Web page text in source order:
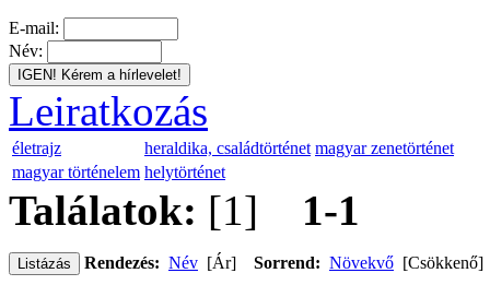
E-mail:
Név:
Leiratkozás
életrajz heraldika, családtörténet magyar zenetörténet
magyar történelem helytörténet
Találatok: [1] 1-1
Rendezés: Név [Ár] Sorrend: Növekvő [Csökkenő]